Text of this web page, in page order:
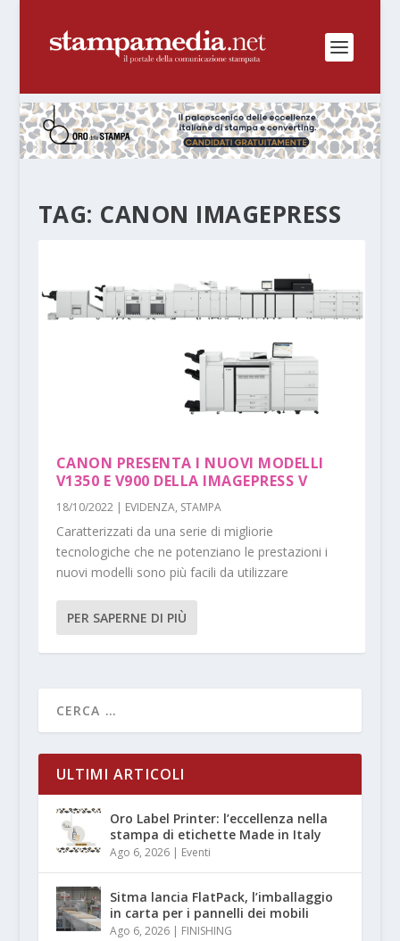
TAG: CANON IMAGEPRESS
CANON PRESENTA I NUOVI MODELLI
V1350 E V900 DELLA IMAGEPRESS V
18/10/2022| EVIDENZA, STAMPA
Caratterizzati da una serie di migliorie
tecnologiche che ne potenziano le prestazioni i
nuovi modelli sono più facili da utilizzare
PER SAPERNE DI PIÙ
ULTIMI ARTICOLI
Oro Label Printer: l’eccellenza nella
stampa di etichette Made in Italy
Ago 6, 2026| Eventi
Sitma lancia FlatPack, l’imballaggio
in carta per i pannelli dei mobili
Ago 6, 2026| FINISHING